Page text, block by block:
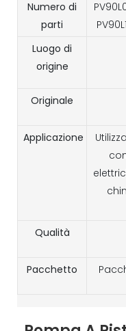
Numero di
parti
Luogo di
origine
Originale
Applicazione
Qualità
Pacchetto